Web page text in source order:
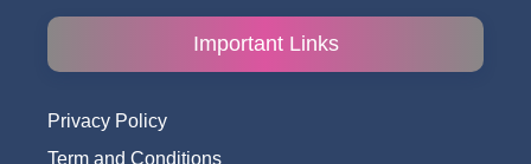
Important Links
Privacy Policy
Term and Conditions